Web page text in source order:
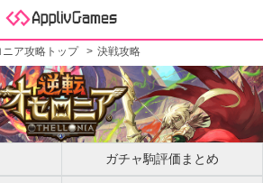
ア攻略トップ 決戦攻略
ガチャ駒評価まとめ